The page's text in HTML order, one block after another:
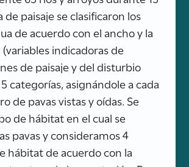
de paisaje se clasificaron los
de acuerdo con el ancho y la
indicadoras de
de paisaje y del disturbio
categorías, asignándole a cada
de pavas vistas y oídas. Se
de hábitat en el cual se
pavas y consideramos 4
hábitat de acuerdo con la